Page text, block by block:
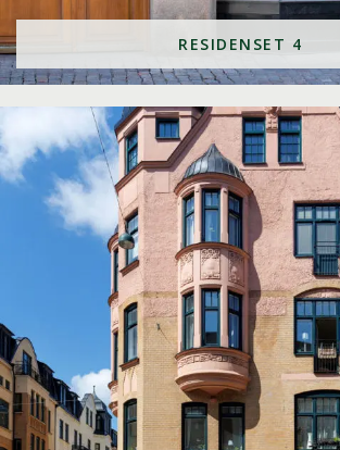
RESIDENSET 4